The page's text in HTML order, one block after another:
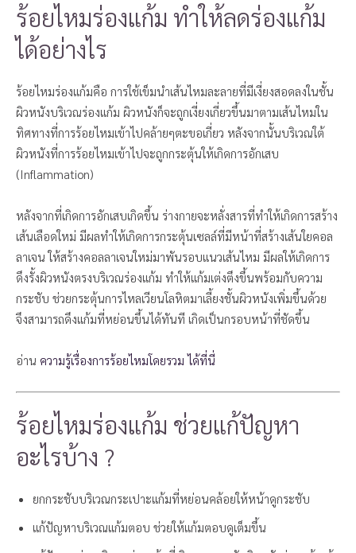
ร้อยไหมร่องแก้ม ทำให้ลดร่องแก้ม
ได้อย่างไร
ร้อยไหมร่องแก้มคือ การใช้เข็มนำเส้นไหมละลายที่มีเงี่ยงสอดลงในชั้น
ผิวหนังบริเวณร่องแก้ม ผิวหนังก็จะถูกเงี่ยงเกี่ยวขึ้นมาตามเส้นไหมใน
ทิศทางที่การร้อยไหมเข้าไปคล้ายๆตะขอเกี่ยว หลังจากนั้นบริเวณใต้
ผิวหนังที่การร้อยไหมเข้าไปจะถูกกระตุ้นให้เกิดการอักเสบ
(Inflammation)
หลังจากที่เกิดการอักเสบเกิดขึ้น ร่างกายจะหลั่งสารที่ทำให้เกิดการสร้าง
เส้นเลือดใหม่ มีผลทำให้เกิดการกระตุ้นเซลล์ที่มีหน้าที่สร้างเส้นใยคอล
ลาเจน ให้สร้างคอลลาเจนใหม่มาพันรอบแนวเส้นไหม มีผลให้เกิดการ
ดึงรั้งผิวหนังตรงบริเวณร่องแก้ม ทำให้แก้มเต่งตึงขึ้นพร้อมกับความ
กระชับ ช่วยกระตุ้นการไหลเวียนโลหิตมาเลี้ยงชั้นผิวหนังเพิ่มขึ้นด้วย
จึงสามารถดึงแก้มที่หย่อนขึ้นได้ทันที เกิดเป็นกรอบหน้าที่ชัดขึ้น
อ่าน ความรู้เรื่องการร้อยไหมโดยรวม ได้ที่นี่
ร้อยไหมร่องแก้ม ช่วยแก้ปัญหา
อะไรบ้าง ?
ยกกระชับบริเวณกระเปาะแก้มที่หย่อนคล้อยให้หน้าดูกระชับ
แก้ปัญหาบริเวณแก้มตอบ ช่วยให้แก้มตอบดูเต็มขึ้น